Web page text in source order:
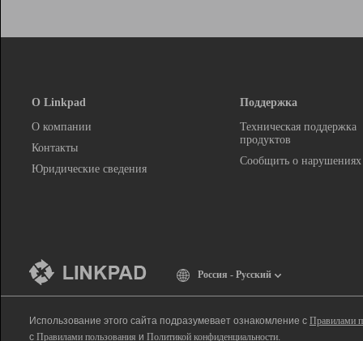
О Linkpad
О компании
Контакты
Юридические сведения
Поддержка
Техническая поддержка
продуктов
Сообщить о нарушениях
Россия - Русский
Использование этого сайта подразумевает ознакомление с Правилами
с Правилами пользования и Политикой конфиденциальности.